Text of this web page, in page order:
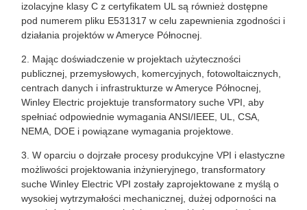
izolacyjne klasy C z certyfikatem UL są również dostępne
pod numerem pliku E531317 w celu zapewnienia zgodności i
działania projektów w Ameryce Północnej.
2. Mając doświadczenie w projektach użyteczności
publicznej, przemysłowych, komercyjnych, fotowoltaicznych,
centrach danych i infrastrukturze w Ameryce Północnej,
Winley Electric projektuje transformatory suche VPI, aby
spełniać odpowiednie wymagania ANSI/IEEE, UL, CSA,
NEMA, DOE i powiązane wymagania projektowe.
3. W oparciu o dojrzałe procesy produkcyjne VPI i elastyczne
możliwości projektowania inżynieryjnego, transformatory
suche Winley Electric VPI zostały zaprojektowane z myślą o
wysokiej wytrzymałości mechanicznej, dużej odporności na